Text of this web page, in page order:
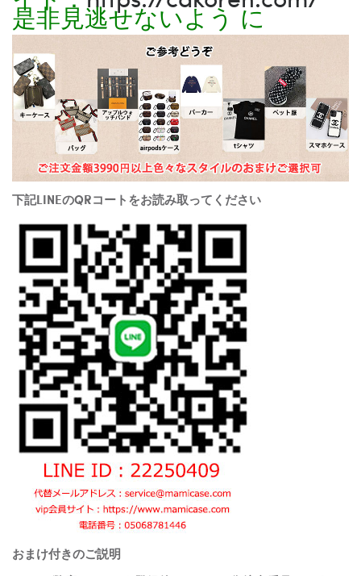
是非見逃せないよう に
下記LINEのQRコートをお読み取ってください
おまけ付きのご説明